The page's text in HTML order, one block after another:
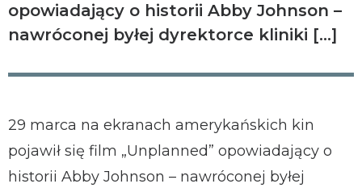
opowiadający o historii Abby Johnson –
nawróconej byłej dyrektorce kliniki […]
29 marca na ekranach amerykańskich kin
pojawił się film „Unplanned” opowiadający o
historii Abby Johnson – nawróconej byłej